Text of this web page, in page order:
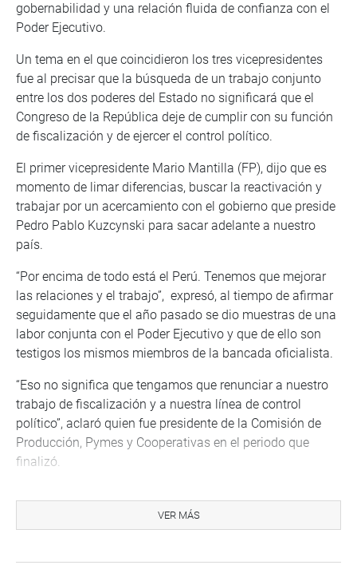
gobernabilidad y una relación fluida de confianza con el
Poder Ejecutivo.
Un tema en el que coincidieron los tres vicepresidentes
fue al precisar que la búsqueda de un trabajo conjunto
entre los dos poderes del Estado no significará que el
Congreso de la República deje de cumplir con su función
de fiscalización y de ejercer el control político.
El primer vicepresidente Mario Mantilla (FP), dijo que es
momento de limar diferencias, buscar la reactivación y
trabajar por un acercamiento con el gobierno que preside
Pedro Pablo Kuzcynski para sacar adelante a nuestro
país.
“Por encima de todo está el Perú. Tenemos que mejorar
las relaciones y el trabajo”, expresó, al tiempo de afirmar
seguidamente que el año pasado se dio muestras de una
labor conjunta con el Poder Ejecutivo y que de ello son
testigos los mismos miembros de la bancada oficialista.
“Eso no significa que tengamos que renunciar a nuestro
trabajo de fiscalización y a nuestra línea de control
político”, aclaró quien fue presidente de la Comisión de
Producción, Pymes y Cooperativas en el periodo que
finalizó.
problemas existentes como la falta de transparencia, no
solo en el Poder Ejecutivo, sino también en otras esferas
VER MÁS